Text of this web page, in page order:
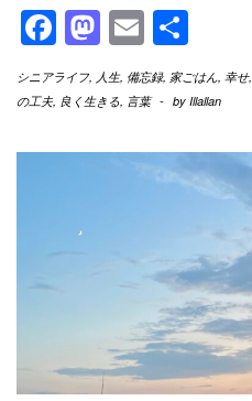
Facebook
Mastodon
Email
有
シニアライフ, 人生, 備忘録, 家ごはん, 幸せ,
の工夫, 良く生きる, 言葉 - by Illallan